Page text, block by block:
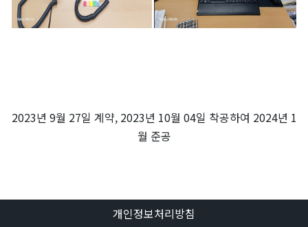
2023년 9월 27일 계약, 2023년 10월 04일 착공하여 2024년 1
월 준공
개인정보처리방침